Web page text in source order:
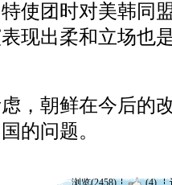
使团时对美韩同
现出柔和立场也
，朝鲜在今后的
的问题。
浏览(2458) (4)